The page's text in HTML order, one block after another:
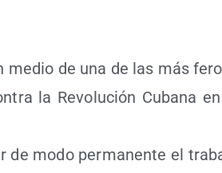
medio de una de las más
la Revo­lu­ción Cuba­na
de modo per­ma­nen­te el